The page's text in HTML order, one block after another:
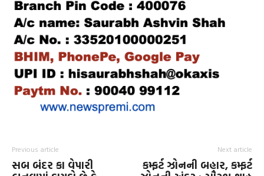
Previous article
સબ બંદર કા વેપારી
Next article
કમ્ફર્ટ ઝોનની બહાર, કમ્ફર્ટ